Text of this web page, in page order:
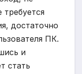
достаточно
ПК.
и
стать